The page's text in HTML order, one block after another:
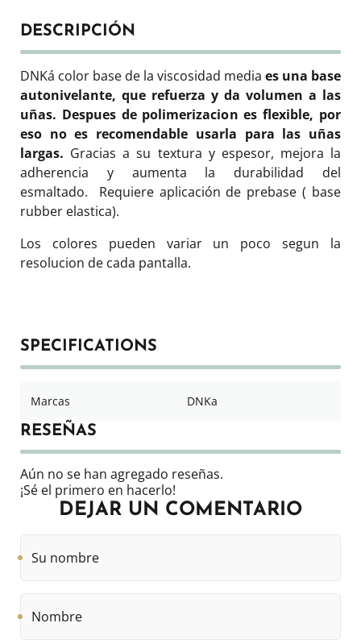
DESCRIPCIÓN
DNKá color base de la viscosidad media es una base
autonivelante, que refuerza y da volumen a las
uñas. Despues de polimerizacion es flexible, por
eso no es recomendable usarla para las uñas
largas. Gracias a su textura y espesor, mejora la
adherencia y aumenta la durabilidad del
esmaltado. Requiere aplicación de prebase ( base
rubber elastica).
Los colores pueden variar un poco segun la
resolucion de cada pantalla.
SPECIFICATIONS
Marcas DNKa
RESEÑAS
Aún no se han agregado reseñas.
¡Sé el primero en hacerlo!
DEJAR UN COMENTARIO
nombre